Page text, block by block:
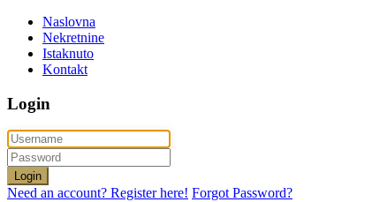
Naslovna
Nekretnine
Istaknuto
Kontakt
Login
Login
Need an account? Register here! Forgot Password?